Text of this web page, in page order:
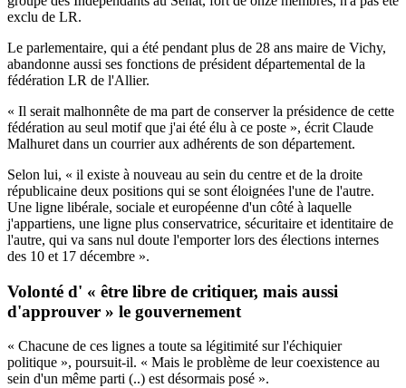
exclu de LR.
Le parlementaire, qui a été pendant plus de 28 ans maire de Vichy,
abandonne aussi ses fonctions de président départemental de la
fédération LR de l'Allier.
« Il serait malhonnête de ma part de conserver la présidence de cette
fédération au seul motif que j'ai été élu à ce poste », écrit Claude
Malhuret dans un courrier aux adhérents de son département.
Selon lui, « il existe à nouveau au sein du centre et de la droite
républicaine deux positions qui se sont éloignées l'une de l'autre.
Une ligne libérale, sociale et européenne d'un côté à laquelle
j'appartiens, une ligne plus conservatrice, sécuritaire et identitaire de
l'autre, qui va sans nul doute l'emporter lors des élections internes
des 10 et 17 décembre ».
Volonté d' « être libre de critiquer, mais aussi
d'approuver » le gouvernement
« Chacune de ces lignes a toute sa légitimité sur l'échiquier
politique », poursuit-il. « Mais le problème de leur coexistence au
sein d'un même parti (..) est désormais posé ».